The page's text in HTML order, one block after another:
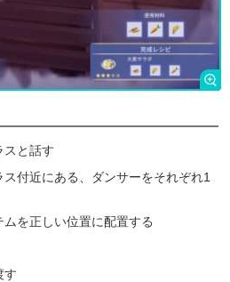
スと話す
付近にある、ダンサーをそれぞれ1
を正しい位置に配置する
す